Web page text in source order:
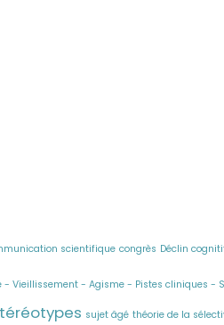
scientifique congrès Déclin
- Vieillissement - Agisme - Pistes cliniques -
sujet âgé théorie de la